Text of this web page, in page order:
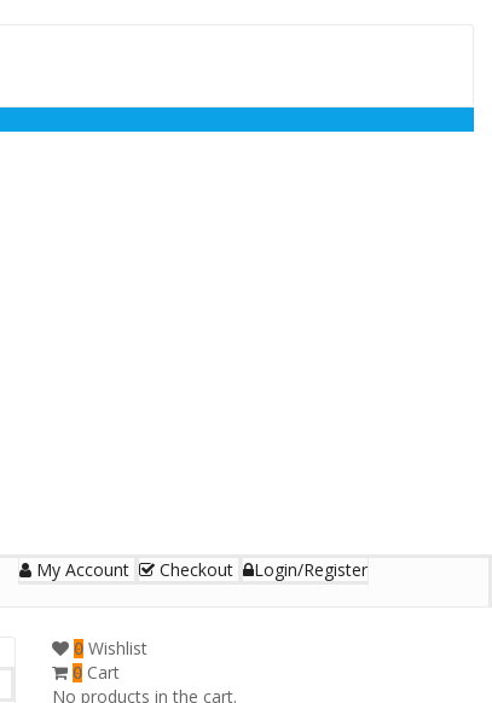
My Account Checkout Login/Register
0 Wishlist
0 Cart
No products in the cart.